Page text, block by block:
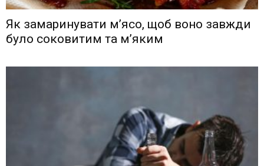
Як замаринувати м’ясо, щоб воно завжди
було соковитим та м’яким